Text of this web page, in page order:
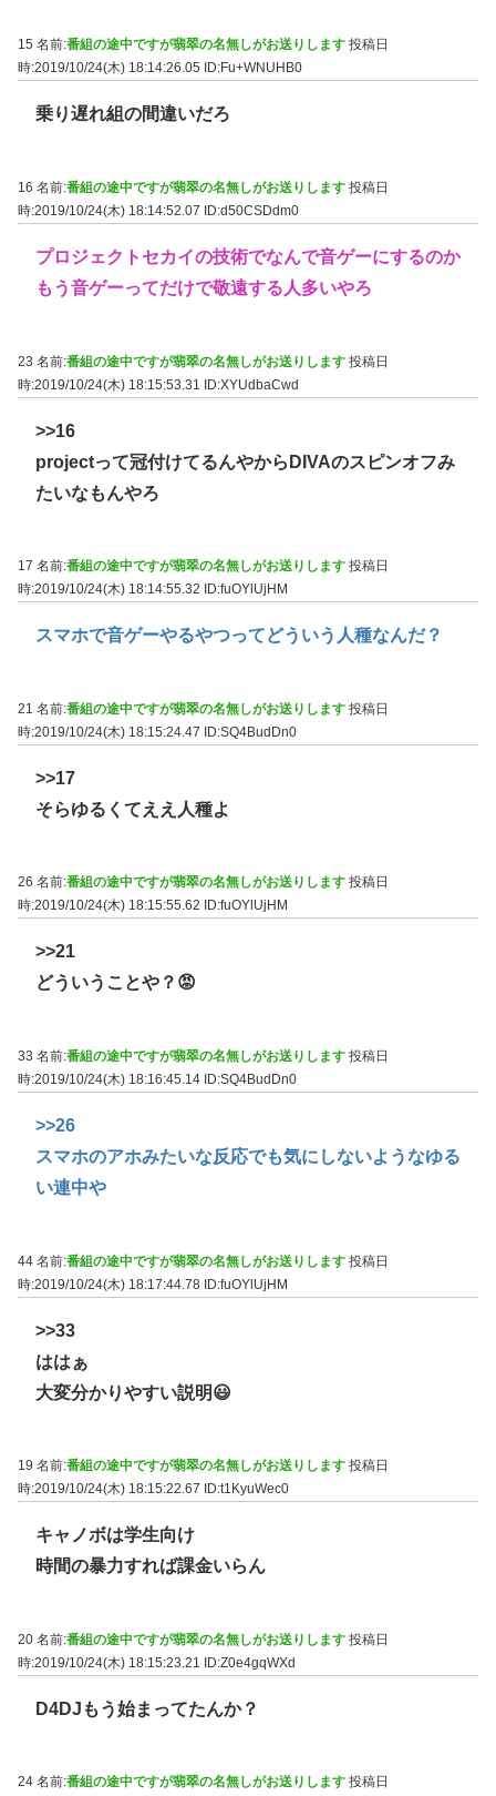
15 名前:番組の途中ですが翡翠の名無しがお送りします 投稿日
時:2019/10/24(木) 18:14:26.05
ID:Fu+WNUHB0
乗り遅れ組の間違いだろ
16 名前:番組の途中ですが翡翠の名無しがお送りします 投稿日
時:2019/10/24(木) 18:14:52.07
ID:d50CSDdm0
プロジェクトセカイの技術でなんで音ゲーにするのか
もう音ゲーってだけで敬遠する人多いやろ
23 名前:番組の途中ですが翡翠の名無しがお送りします 投稿日
時:2019/10/24(木) 18:15:53.31 ID:XYUdbaCwd
>>16
projectって冠付けてるんやからDIVAのスピンオフみ
たいなもんやろ
17 名前:番組の途中ですが翡翠の名無しがお送りします 投稿日
時:2019/10/24(木) 18:14:55.32
ID:fuOYlUjHM
スマホで音ゲーやるやつってどういう人種なんだ？
21 名前:番組の途中ですが翡翠の名無しがお送りします 投稿日
時:2019/10/24(木) 18:15:24.47 ID:SQ4BudDn0
>>17
そらゆるくてええ人種よ
26 名前:番組の途中ですが翡翠の名無しがお送りします 投稿日
時:2019/10/24(木) 18:15:55.62
ID:fuOYlUjHM
>>21
どういうことや？😡
33 名前:番組の途中ですが翡翠の名無しがお送りします 投稿日
時:2019/10/24(木) 18:16:45.14 ID:SQ4BudDn0
>>26
スマホのアホみたいな反応でも気にしないようなゆる
い連中や
44 名前:番組の途中ですが翡翠の名無しがお送りします 投稿日
時:2019/10/24(木) 18:17:44.78 ID:fuOYlUjHM
>>33
ははぁ
大変分かりやすい説明😃
19 名前:番組の途中ですが翡翠の名無しがお送りします 投稿日
時:2019/10/24(木) 18:15:22.67
ID:t1KyuWec0
キャノボは学生向け
時間の暴力すれば課金いらん
20 名前:番組の途中ですが翡翠の名無しがお送りします 投稿日
時:2019/10/24(木) 18:15:23.21 ID:Z0e4gqWXd
D4DJもう始まってたんか？
24 名前:番組の途中ですが翡翠の名無しがお送りします 投稿日